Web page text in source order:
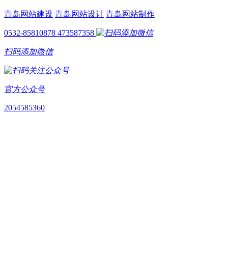
青岛网站建设 青岛网站设计 青岛网站制作
0532-85810878 473587358
扫码添加微信
官方公众号
2054585360